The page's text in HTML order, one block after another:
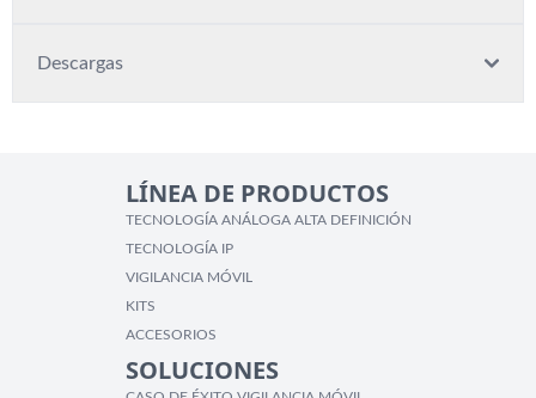
Descargas
LÍNEA DE PRODUCTOS
TECNOLOGÍA ANÁLOGA ALTA DEFINICIÓN
TECNOLOGÍA IP
VIGILANCIA MÓVIL
KITS
ACCESORIOS
SOLUCIONES